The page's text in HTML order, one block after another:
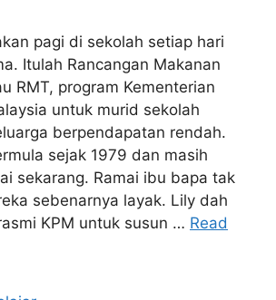
pagi di sekolah setiap hari
Itulah Rancangan Makanan
RMT, program Kementerian
untuk murid sekolah
berpendapatan rendah.
sejak 1979 dan masih
sekarang. Ramai ibu bapa tak
sebenarnya layak. Lily dah
KPM untuk susun … Read